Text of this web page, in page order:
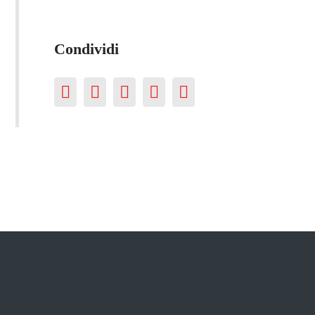
Condividi